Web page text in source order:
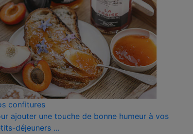
confitures
ajouter une touche de bonne humeur à vos
déjeuners ...